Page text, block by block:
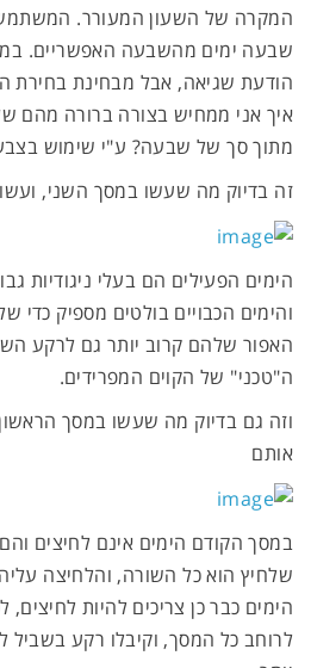
המקרה של השעון המעורר.
שבעה ימים מהשבעה האפשריים.
הודעת שגיאה, אבל מבחינת בחירת
איך אני ממחיש בצורה ברורה מהם
מתוך סך של שבעה? ע"י שימוש
זה בדיוק מה שעשו במסך השני,
הימים הפעילים הם בעלי ניגודיות
והימים הכבויים בולטים מספיק כדי
האפור שלהם קרוב יותר גם לרקע
ה"טכני" של הקוים המפרידים.
וזה גם בדיוק מה שעשו במסך
אותם
במסך הקודם הימים אינם לחיצים
שלחיץ הוא כל השורה, והלחיצה
הימים כבר כן צריכים להיות לחיצים,
לרוחב כל המסך, וקיבלו רקע בשביל